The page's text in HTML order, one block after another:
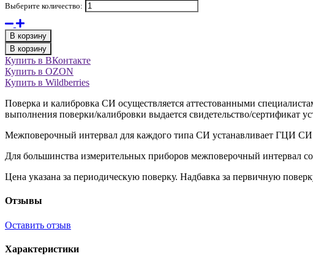
Выберите количество:
В корзину
В корзину
Купить в ВКонтакте
Купить в OZON
Купить в Wildberries
Поверка и калибровка СИ осуществляется аттестованными
выполнения поверки/калибровки выдается свидетельство/сертификат
Межповерочный интервал для каждого типа СИ устанавливает ГЦИ
Для большинства измерительных приборов межповерочный интервал
Цена указана за периодическую поверку. Надбавка за первичную
Отзывы
Оставить отзыв
Характеристики